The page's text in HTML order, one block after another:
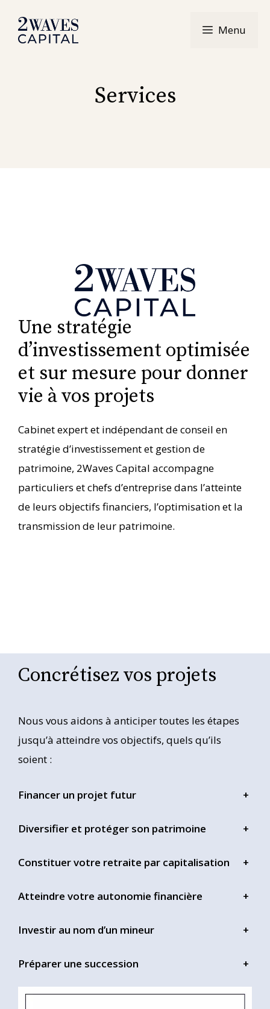
contenu
Menu
Services
Une stratégie
d’investissement optimisée
et sur mesure pour donner
vie à vos projets
Cabinet expert et indépendant de conseil en
stratégie d’investissement et gestion de
patrimoine, 2Waves Capital accompagne
particuliers et chefs d’entreprise dans l’atteinte
de leurs objectifs financiers, l’optimisation et la
transmission de leur patrimoine.
Concrétisez vos projets
Nous vous aidons à anticiper toutes les étapes
jusqu’à atteindre vos objectifs, quels qu’ils
soient :
Financer un projet futur +
Diversifier et protéger son patrimoine +
Constituer votre retraite par capitalisation +
Atteindre votre autonomie financière +
Investir au nom d’un mineur +
Préparer une succession +